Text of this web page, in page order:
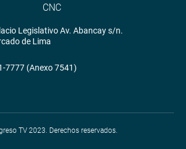
CNC
Legislativo Av. Abancay s/n.
de Lima
7777 (Anexo 7541)
TV 2023. Derechos reservados.